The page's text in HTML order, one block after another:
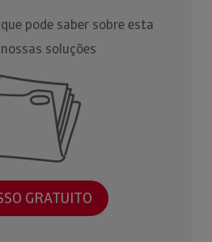
pode saber sobre esta
soluções
GRATUITO